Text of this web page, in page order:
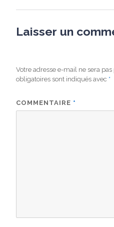
Laisser un
Votre adresse e-mail ne sera pas
obligatoires sont indiqués avec *
COMMENTAIRE *